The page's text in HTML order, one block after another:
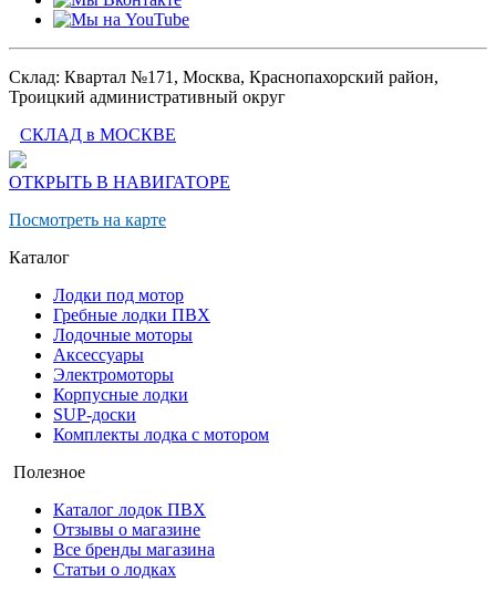
Склад: Квартал №171, Москва, Краснопахорский район,
Троицкий административный округ
СКЛАД в МОСКВЕ
ОТКРЫТЬ В НАВИГАТОРЕ
Посмотреть на карте
Каталог
Лодки под мотор
Гребные лодки ПВХ
Лодочные моторы
Аксессуары
Электромоторы
Корпусные лодки
SUP-доски
Комплекты лодка с мотором
Полезное
Каталог лодок ПВХ
Отзывы о магазине
Все бренды магазина
Статьи о лодках